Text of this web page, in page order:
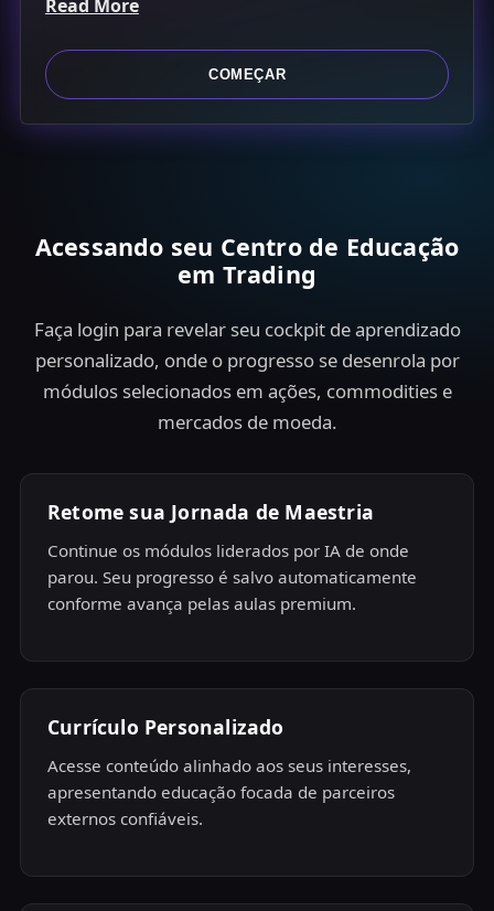
e
t
a
+
Read More
COMEÇAR
Acessando seu Centro de Educação
em Trading
Faça login para revelar seu cockpit de aprendizado
personalizado, onde o progresso se desenrola por
módulos selecionados em ações, commodities e
mercados de moeda.
Retome sua Jornada de Maestria
Continue os módulos liderados por IA de onde
parou. Seu progresso é salvo automaticamente
conforme avança pelas aulas premium.
Currículo Personalizado
Acesse conteúdo alinhado aos seus interesses,
apresentando educação focada de parceiros
externos confiáveis.